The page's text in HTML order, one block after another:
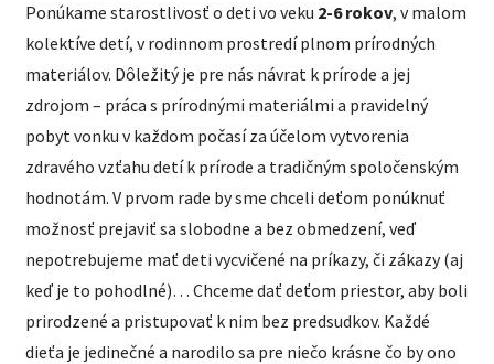
Ponúkame starostlivosť o deti vo veku 2-6 rokov, v malom
kolektíve detí, v rodinnom prostredí plnom prírodných
materiálov. Dôležitý je pre nás návrat k prírode a jej
zdrojom – práca s prírodnými materiálmi a pravidelný
pobyt vonku v každom počasí za účelom vytvorenia
zdravého vzťahu detí k prírode a tradičným spoločenským
hodnotám. V prvom rade by sme chceli deťom ponúknuť
možnosť prejaviť sa slobodne a bez obmedzení, veď
nepotrebujeme mať deti vycvičené na príkazy, či zákazy (aj
keď je to pohodlné)… Chceme dať deťom priestor, aby boli
prirodzené a pristupovať k nim bez predsudkov. Každé
dieťa je jedinečné a narodilo sa pre niečo krásne čo by ono